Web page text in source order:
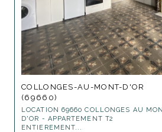
COLLONGES-AU-MONT-D'OR
(69660)
LOCATION 69660 COLLONGES AU
D'OR - APPARTEMENT T2
ENTIEREMENT...